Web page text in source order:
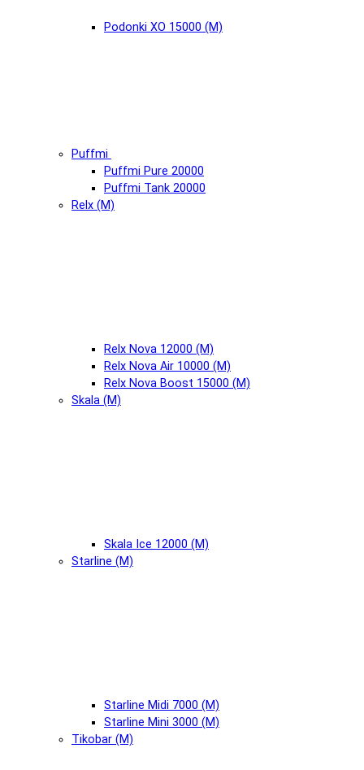
Podonki XO 15000 (М)
Puffmi
Puffmi Pure 20000
Puffmi Tank 20000
Relx (М)
Relx Nova 12000 (М)
Relx Nova Air 10000 (М)
Relx Nova Boost 15000 (М)
Skala (М)
Skala Ice 12000 (М)
Starline (М)
Starline Midi 7000 (М)
Starline Mini 3000 (М)
Tikobar (М)